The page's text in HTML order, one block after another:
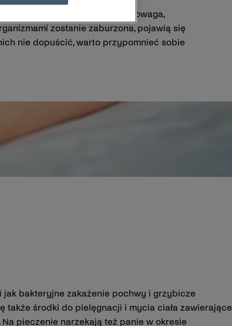
Gdy istnieje między nimi równowaga,
zostanie zaburzona, pojawią się
nie dopuścić, warto przypomnieć sobie
bakteryjne zakażenie pochwy i grzybicze
środki do pielęgnacji i mycia ciała zawierające
pieczenie narzekają też panie w okresie